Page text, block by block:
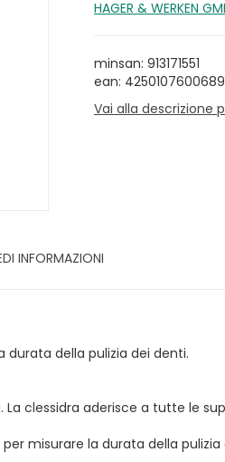
HAGER & WERKEN
minsan: 913171551
ean: 4250107600689
Vai alla descrizione
INFORMAZIONI
della pulizia dei denti.
clessidra aderisce a tutte le
misurare la durata della pulizia